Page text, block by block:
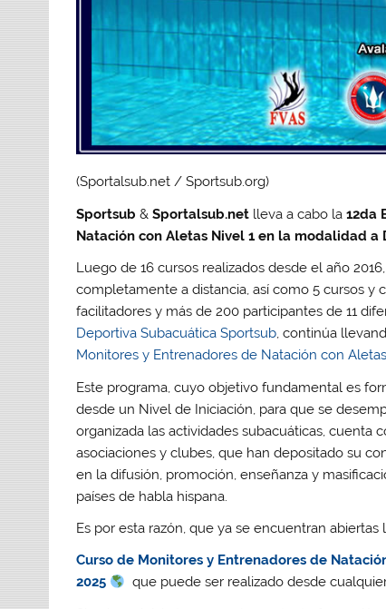
(Sportalsub.net / Sportsub.org)
Sportsub &Sportalsub.net lleva a cabo la 12da
Natación con Aletas Nivel 1 en la modalidad a
Luego de 16 cursos realizados desde el año
completamente a distancia, así como 5 cursos y
facilitadores y más de 200 participantes de 11
Deportiva Subacuática Sportsub, continúa
Monitores y Entrenadores de Natación con
Este programa, cuyo objetivo fundamental es
desde un Nivel de Iniciación, para que se
organizada las actividades subacuáticas, cuenta
asociaciones y clubes, que han depositado su
en la difusión, promoción, enseñanza y
países de habla hispana.
Es por esta razón, que ya se encuentran
Curso de Monitores y Entrenadores de
2025
que puede ser realizado desde